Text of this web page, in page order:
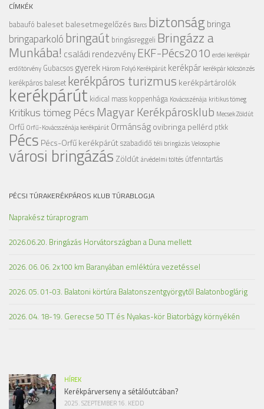
CÍMKÉK
babaufó balesetbalesetmegelőzés Barcs biztonságbringa
bringaparkolóbringaút bringásreggeli Bringázz a
Munkába! családi rendezvényEKF-Pécs2010 erdei kerékpár
erdőtörvény Gubacsos gyerek Három Folyó Kerékpárút kerékpár kerékpár kölcsönzés
kerékpáros baleset kerékpáros turizmus kerékpártárolók
kerékpárút kidical mass koppenhága Kovácsszénája kritikus tömeg
Kritikus tömeg PécsMagyar Kerékpárosklub Mecsek Zöldút
Orfű Orfű-Kovácsszénája kerékpárút Ormánságovibringapellérd ptkk
Pécs Pécs-Orfű kerékpárútszabadidő téli bringázásVelosophie
városi bringázás Zöldútárvédelmi töltés útfenntartás
PÉCSI TÚRAKERÉKPÁROS KLUB TÚRABLOGJA
Naprakész túraprogram
2026.06.20. Bringázás Horvátországban a Duna mellett
2026. 06. 06. 2x100 km Baranyában emléktúra vezetéssel
2026. 05. 01-03. Balatoni körtúra Balatonszentgyörgytől Balatonboglárig
2026. 04. 18-19. Gerecse 50 TT és Nyakas-kör Biatorbágy környékén
HÍREK
Kerékpárverseny a sétálóutcában?
2025. SZEPTEMBER 16. KEDD